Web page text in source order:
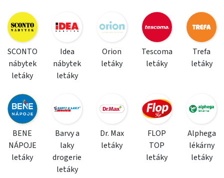
SCONTO
nábytek
letáky
Idea
nábytek
letáky
Orion
letáky
Tescoma
letáky
Trefa
letáky
BENE
NÁPOJE
letáky
Barvy a
laky
drogerie
letáky
Dr. Max
letáky
FLOP
TOP
letáky
Alphega
lékárny
letáky